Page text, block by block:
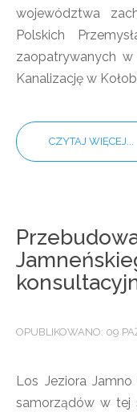
województwa
Polskich
zaopatrywanych
Kanalizację w
CZYTAJ WIĘCEJ...
OPUBLIKOWANO: 09
Los Jeziora
samorządów w tej